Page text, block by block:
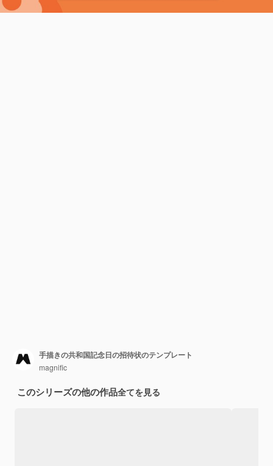
手描きの共和国記念日の招待状のテンプレート
magnific
このシリーズの他の作品全てを見る